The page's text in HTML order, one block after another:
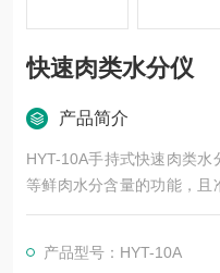
快速肉类水分仪
产品简介
HYT-10A手持式快速肉类
等鲜肉水分含量的功能，
上。本仪器体积小，方便携
鸡等各种畜禽肉类的水分
见畜禽以及特殊肉类的水分
产品型号：HYT-10A